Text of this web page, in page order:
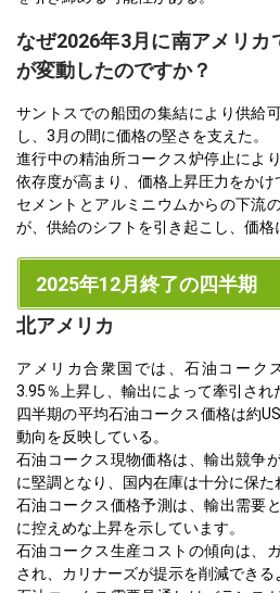
なぜ2026年3月に南アメリカ
が変動したのですか？
サントスでの船団の集結により供給
し、3月の間に価格の堅さを支えた。
進行中の精油所コークス炉停止によ
依存度が高まり、価格上昇圧力をかけ
セメントとアルミニウムからの下流
が、供給のシフトを引き起こし、価格
2025年12月終了の四半期
北アメリカ
アメリカ合衆国では、石油コーク
3.95％上昇し、輸出によって牽引され
四半期の平均石油コークス価格は約
動向を反映している。
石油コークス現物価格は、輸出競争
に堅調となり、国内在庫は十分に保た
石油コークス価格予測は、輸出需要
に控えめな上昇を示しています。
石油コークス生産コストの傾向は、
され、カリナーズが提示を削減できる